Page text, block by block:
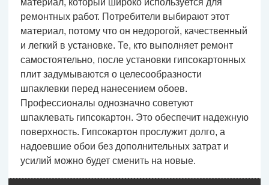
материал, который широко используется для
ремонтных работ. Потребители выбирают этот
материал, потому что он недорогой, качественный
и легкий в установке. Те, кто выполняет ремонт
самостоятельно, после установки гипсокартонных
плит задумываются о целесообразности
шпаклевки перед нанесением обоев.
Профессионалы однозначно советуют
шпаклевать гипсокартон. Это обеспечит надежную
поверхность. Гипсокартон прослужит долго, а
надоевшие обои без дополнительных затрат и
усилий можно будет сменить на новые.